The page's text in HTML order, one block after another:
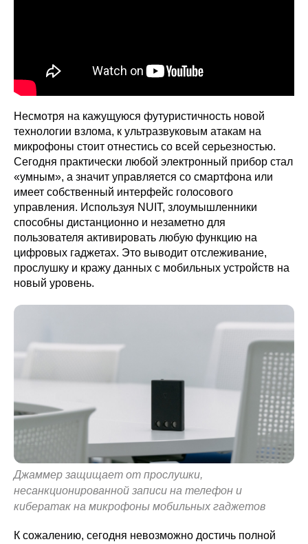
Несмотря на кажущуюся футуристичность новой
технологии взлома, к ультразвуковым атакам на
микрофоны стоит отнестись со всей серьезностью.
Сегодня практически любой электронный прибор стал
«умным», а значит управляется со смартфона или
имеет собственный интерфейс голосового
управления. Используя NUIT, злоумышленники
способны дистанционно и незаметно для
пользователя активировать любую функцию на
цифровых гаджетах. Это выводит отслеживание,
прослушку и кражу данных с мобильных устройств на
новый уровень.
Джаммер защищает от прослушки,
несанкционированной записи на телефон и
кибератак на микрофоны мобильных гаджетов
К сожалению, сегодня невозможно достичь полной